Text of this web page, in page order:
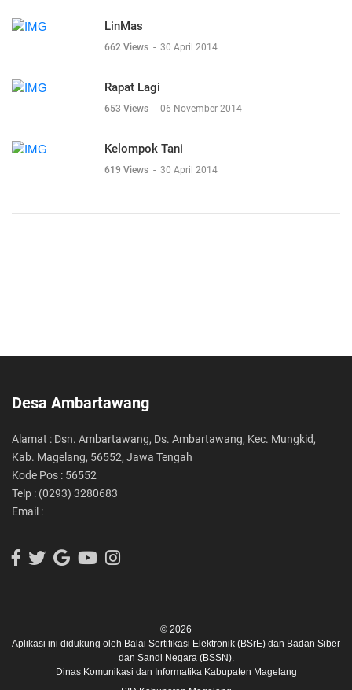
LinMas
662 Views - 30 April 2014
Rapat Lagi
653 Views - 06 November 2014
Kelompok Tani
619 Views - 30 April 2014
Desa Ambartawang
Alamat : Dsn. Ambartawang, Ds. Ambartawang, Kec. Mungkid,
Kab. Magelang, 56552, Jawa Tengah
Kode Pos : 56552
Telp : (0293) 3280683
Email :
© 2026
Aplikasi ini didukung oleh Balai Sertifikasi Elektronik (BSrE) dan Badan Siber
dan Sandi Negara (BSSN).
Dinas Komunikasi dan Informatika Kabupaten Magelang